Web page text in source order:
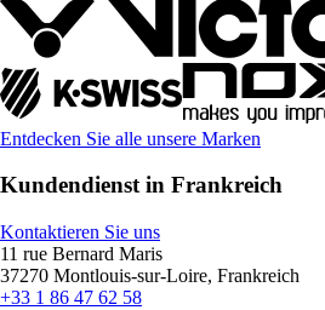
Entdecken Sie alle unsere Marken
Kundendienst in Frankreich
Kontaktieren Sie uns
11 rue Bernard Maris
37270 Montlouis-sur-Loire, Frankreich
+33 1 86 47 62 58